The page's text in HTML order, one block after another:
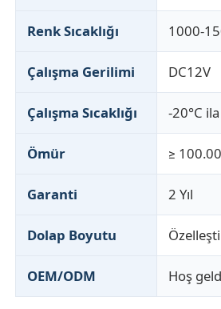
Renk Sıcaklığı 1000-
Çalışma Gerilimi DC12V
Çalışma Sıcaklığı -20°C
Ömür ≥
Garanti 2 Yıl
Dolap Boyutu
OEM/ODM Hoş